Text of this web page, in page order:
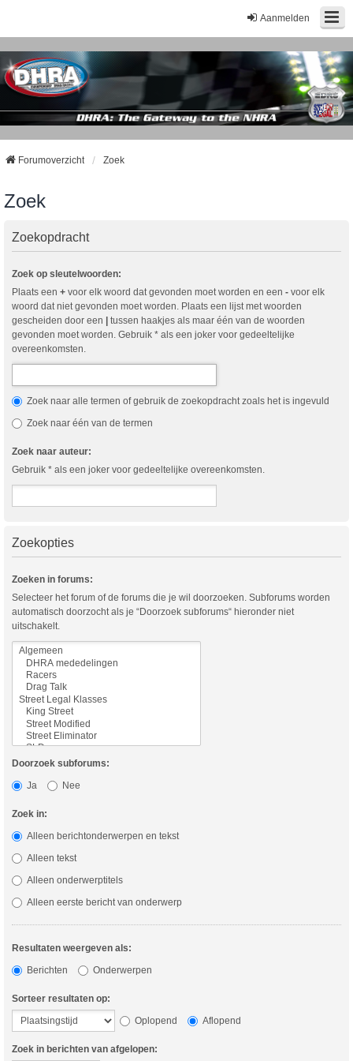
Aanmelden
Forumoverzicht Zoek
Zoek
Zoekopdracht
Zoek op sleutelwoorden:
Plaats een + voor elk woord dat gevonden moet worden en een - voor elk
woord dat niet gevonden moet worden. Plaats een lijst met woorden
gescheiden door een
tussen haakjes als maar één van de woorden
gevonden moet worden. Gebruik * als een joker voor gedeeltelijke
overeenkomsten.
Zoek naar alle termen of gebruik de zoekopdracht zoals het is ingevuld
Zoek naar één van de termen
Zoek naar auteur:
Gebruik * als een joker voor gedeeltelijke overeenkomsten.
Zoekopties
Zoeken in forums:
Selecteer het forum of de forums die je wil doorzoeken. Subforums worden
automatisch doorzocht als je “Doorzoek subforums“ hieronder niet
uitschakelt.
Doorzoek subforums:
Ja
Nee
Zoek in:
Alleen berichtonderwerpen en tekst
Alleen tekst
Alleen onderwerptitels
Alleen eerste bericht van onderwerp
Resultaten weergeven als:
Berichten
Onderwerpen
Sorteer resultaten op:
Oplopend
Aflopend
Zoek in berichten van afgelopen: